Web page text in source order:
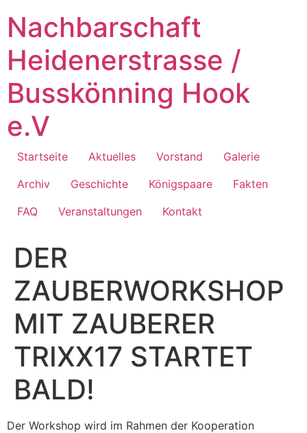
Inhalt
springen
Nachbarschaft
Heidenerstrasse /
Busskönning Hook
e.V
Startseite Aktuelles Vorstand
Galerie
Archiv
Geschichte Königspaare
Fakten
FAQ
Veranstaltungen Kontakt
DER
ZAUBERWORKSHOP
MIT ZAUBERER
TRIXX17 STARTET
BALD!
Der Workshop wird im Rahmen der Kooperation